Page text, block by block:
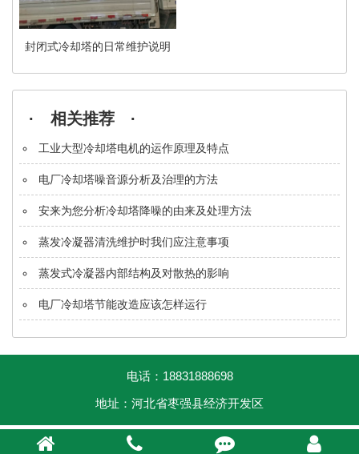
封闭式冷却塔的日常维护说明
· 相关推荐 ·
工业大型冷却塔电机的运作原理及特点
电厂冷却塔噪音源分析及治理的方法
安来为您分析冷却塔降噪的由来及处理方法
蒸发冷凝器清洗维护时我们应注意事项
蒸发式冷凝器内部结构及对散热的影响
电厂冷却塔节能改造应该怎样运行
电话：18831888698
地址：河北省枣强县经济开发区
   